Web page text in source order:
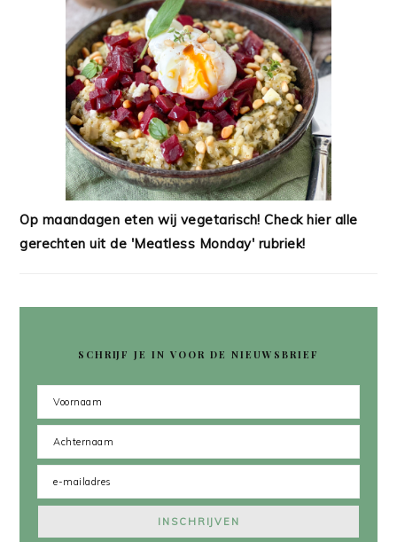
Op maandagen eten wij vegetarisch! Check hier alle
gerechten uit de 'Meatless Monday' rubriek!
SCHRIJF JE IN VOOR DE NIEUWSBRIEF